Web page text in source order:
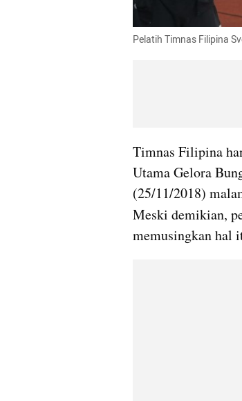
Pelatih Timnas Filipina
Timnas Filipina
Utama Gelora
(25/11/2018)
Meski demikian,
memusingkan hal